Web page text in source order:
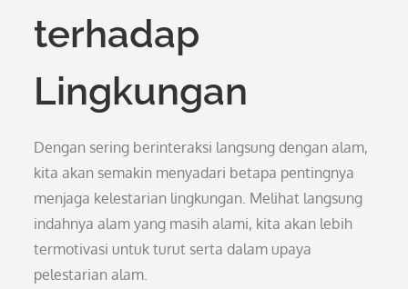
terhadap
Lingkungan
Dengan sering berinteraksi langsung dengan alam,
kita akan semakin menyadari betapa pentingnya
menjaga kelestarian lingkungan. Melihat langsung
indahnya alam yang masih alami, kita akan lebih
termotivasi untuk turut serta dalam upaya
pelestarian alam.